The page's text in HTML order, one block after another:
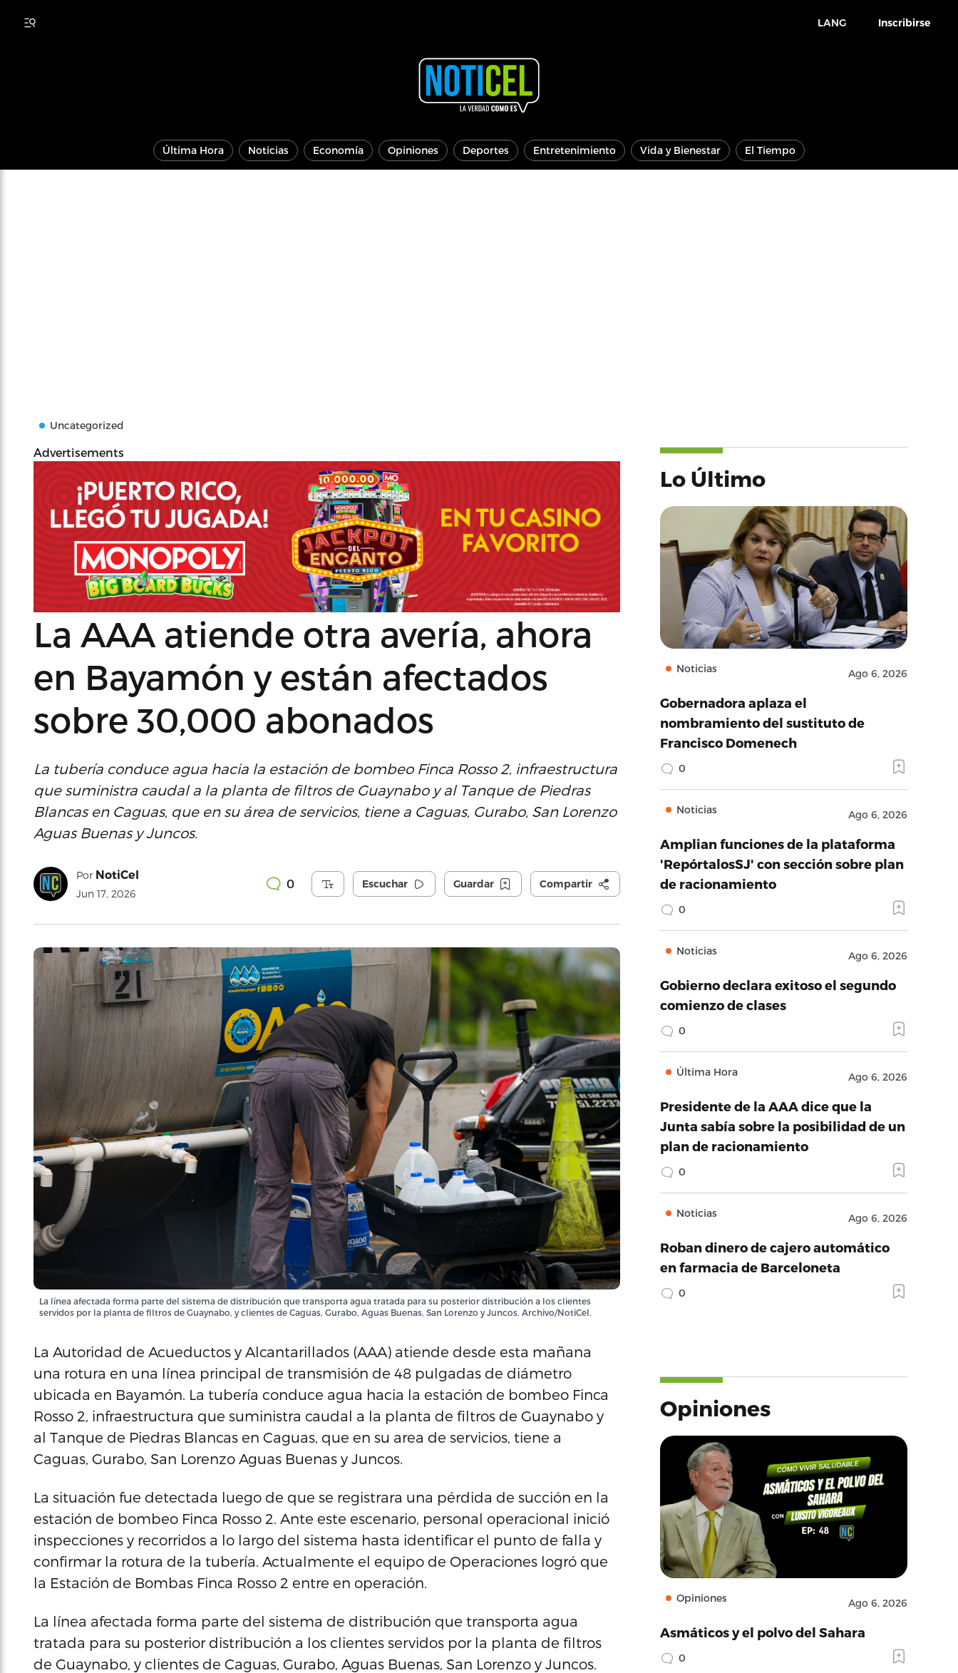
LANG Inscribirse
Última Hora Noticias Economía Opiniones Deportes Entretenimiento Vida y Bienestar El Tiempo
Uncategorized
Advertisements
La AAA atiende otra avería, ahora
en Bayamón y están afectados
sobre 30,000 abonados
La tubería conduce agua hacia la estación de bombeo Finca Rosso 2, infraestructura
que suministra caudal a la planta de filtros de Guaynabo y al Tanque de Piedras
Blancas en Caguas, que en su área de servicios, tiene a Caguas, Gurabo, San Lorenzo
Aguas Buenas y Juncos.
Por NotiCel
Jun 17, 2026
0 Escuchar Guardar Compartir
La línea afectada forma parte del sistema de distribución que transporta agua tratada para su posterior distribución a los clientes
servidos por la planta de filtros de Guaynabo, y clientes de Caguas, Gurabo, Aguas Buenas, San Lorenzo y Juncos. Archivo/NotiCel.
La Autoridad de Acueductos y Alcantarillados (AAA) atiende desde esta mañana
una rotura en una línea principal de transmisión de 48 pulgadas de diámetro
ubicada en Bayamón. La tubería conduce agua hacia la estación de bombeo Finca
Rosso 2, infraestructura que suministra caudal a la planta de filtros de Guaynabo y
al Tanque de Piedras Blancas en Caguas, que en su area de servicios, tiene a
Caguas, Gurabo, San Lorenzo Aguas Buenas y Juncos.
La situación fue detectada luego de que se registrara una pérdida de succión en la
estación de bombeo Finca Rosso 2. Ante este escenario, personal operacional inició
inspecciones y recorridos a lo largo del sistema hasta identificar el punto de falla y
confirmar la rotura de la tubería. Actualmente el equipo de Operaciones logró que
la Estación de Bombas Finca Rosso 2 entre en operación.
La línea afectada forma parte del sistema de distribución que transporta agua
tratada para su posterior distribución a los clientes servidos por la planta de filtros
de Guaynabo, y clientes de Caguas, Gurabo, Aguas Buenas, San Lorenzo y Juncos.
Lo Último
Noticias Ago 6, 2026
Gobernadora aplaza el
nombramiento del sustituto de
Francisco Domenech
0
Noticias Ago 6, 2026
Amplian funciones de la plataforma
'RepórtalosSJ' con sección sobre plan
de racionamiento
0
Noticias Ago 6, 2026
Gobierno declara exitoso el segundo
comienzo de clases
0
Última Hora Ago 6, 2026
Presidente de la AAA dice que la
Junta sabía sobre la posibilidad de un
plan de racionamiento
0
Noticias Ago 6, 2026
Roban dinero de cajero automático
en farmacia de Barceloneta
0
Opiniones
Opiniones Ago 6, 2026
Asmáticos y el polvo del Sahara
0